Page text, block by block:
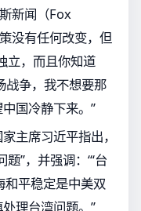
新闻（Fox
没有任何改变，但
立，而且你知道
战争，我不想要那
国冷静下来。”
主席习近平指出，
”，并强调：“‘台
和平稳定是中美双
理台湾问题。”